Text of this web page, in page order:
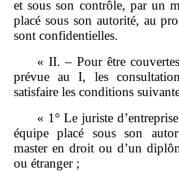
et sous son contrôle, par un
placé sous son autorité, au
sont confidentielles.
« II. – Pour être
prévue au I, les
satisfaire les conditions
« 1° Le juriste
équipe placé sous son
master en droit ou d’un
ou étranger ;